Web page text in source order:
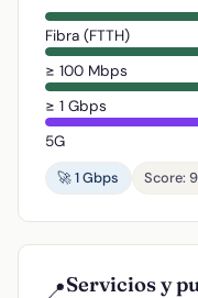
Fibra (FTTH)
≥ 100 Mbps
≥ 1 Gbps
5G
🚀 1 Gbps
Score:
📍Servicios y